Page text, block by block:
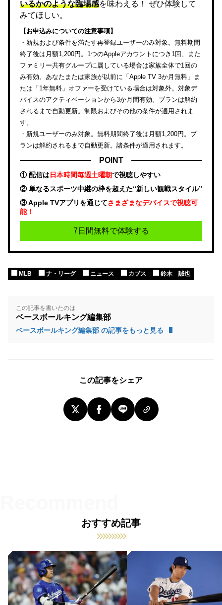
いるかのような臨場感を味わえる！ ぜひ体験して
みてほしい。
【お申込みについての注意事項】
・新規および条件を満たす再登録ユーザーのみ対象。無料期間
終了後は月額1,200円。1つのAppleアカウントにつき1回、また
ファミリー共有グループに属している場合は家族全体で1回の
み有効。あなたまたは家族が以前に「Apple TV 3か月無料」ま
たは「1年無料」オファーを受けている場合は対象外。対象デ
バイスのアクティベーションから3か月間有効。プランは解約
されるまで自動更新。制限およびその他の条件が適用されま
す。
・新規ユーザーのみ対象。無料期間終了後は月額1,200円。プ
ランは解約されるまで自動更新。諸条件が適用されます。
POINT
① 配信は日本時間毎週土曜朝で視聴しやすい
② 単なるスポーツ中継の枠を超えた“新しい観戦スタイル”
③ Apple TVアプリを通じてさまざまなデバイスで視聴可
能！
7日間無料で体験する
MLB ナ・リーグ ニュース カブス 鈴木 誠也
この記事を書いたのは
ベースボールキング編集部
ベースボールキング編集部 の記事をもっと見る
この記事をシェア
おすすめ記事